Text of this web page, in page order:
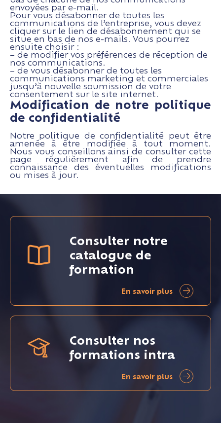
envoyées par e-mail.
Pour vous désabonner de toutes les
communications de l’entreprise, vous devez
cliquer sur le lien de désabonnement qui se
situe en bas de nos e-mails. Vous pourrez
ensuite choisir :
– de modifier vos préférences de réception de
nos communications.
– de vous désabonner de toutes les
communications marketing et commerciales
jusqu’à nouvelle soumission de votre
consentement sur le site internet.
Modification de notre politique
de confidentialité
Notre politique de confidentialité peut être
amenée à être modifiée à tout moment.
Nous vous conseillons ainsi de consulter cette
page régulièrement afin de prendre
connaissance des éventuelles modifications
ou mises à jour.
Consulter notre
catalogue de
formation
En savoir plus
Consulter nos
formations intra
En savoir plus